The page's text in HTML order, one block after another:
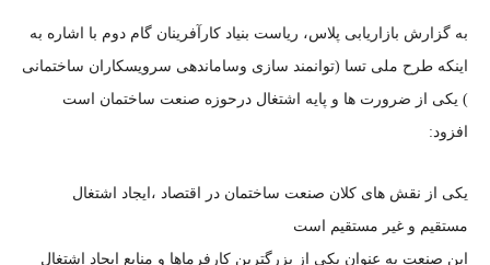
به گزارش بازاریابی پلاس، ریاست بنیاد کارآفرینان گام دوم با اشاره به
اینکه طرح ملی تسا (توانمند سازی وساماندهی سرویسکاران ساختمانی
) یکی از ضرورت ها و پایه اشتغال درحوزه صنعت ساختمان است
افزود:
یکی از نقش های کلان صنعت ساختمان در اقتصاد ،ایجاد اشتغال
مستقیم و غیر مستقیم است
این صنعت به عنوان یکی از بزرگترین کارفرماها و منابع ایجاد اشتغال